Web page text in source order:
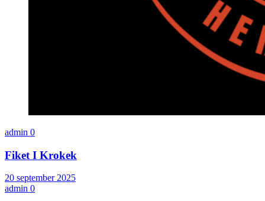
admin 0
Fiket I Krokek
20 september 2025
admin 0